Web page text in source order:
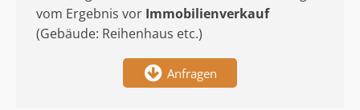
vom Ergebnis vor Immobilienverkauf
(Gebäude: Reihenhaus etc.)
Anfragen